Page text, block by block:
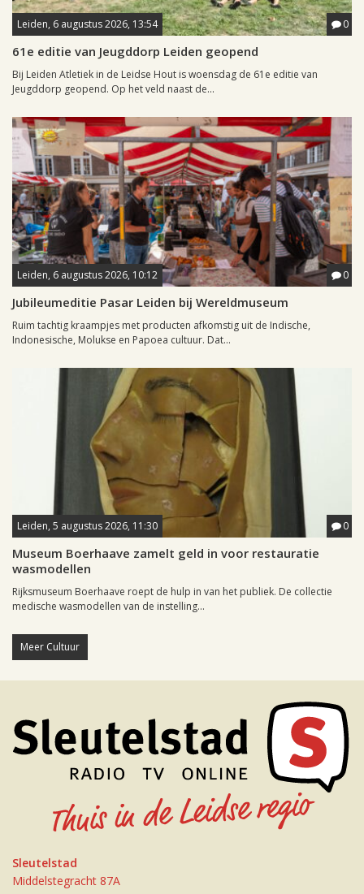
Leiden, 6 augustus 2026, 13:54 0
61e editie van Jeugddorp Leiden geopend
Bij Leiden Atletiek in de Leidse Hout is woensdag de 61e editie van
Jeugddorp geopend. Op het veld naast de...
Leiden, 6 augustus 2026, 10:12 0
Jubileumeditie Pasar Leiden bij Wereldmuseum
Ruim tachtig kraampjes met producten afkomstig uit de Indische,
Indonesische, Molukse en Papoea cultuur. Dat...
Leiden, 5 augustus 2026, 11:30 0
Museum Boerhaave zamelt geld in voor restauratie
wasmodellen
Rijksmuseum Boerhaave roept de hulp in van het publiek. De collectie
medische wasmodellen van de instelling...
Meer Cultuur
Sleutelstad
Middelstegracht 87A